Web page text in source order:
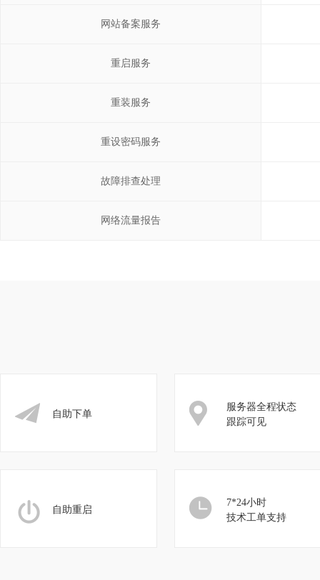
网站备案服务
重启服务
重装服务
重设密码服务
故障排查处理
网络流量报告
自助下单
服务器全程状态
跟踪可见
自助重启
7*24小时
技术工单支持